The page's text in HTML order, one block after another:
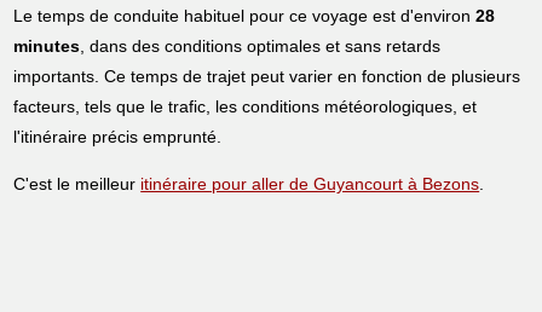
Le temps de conduite habituel pour ce voyage est d'environ28
minutes, dans des conditions optimales et sans retards
importants. Ce temps de trajet peut varier en fonction de plusieurs
facteurs, tels que le trafic, les conditions météorologiques, et
l'itinéraire précis emprunté.
C'est le meilleur itinéraire pour aller de Guyancourt à Bezons.